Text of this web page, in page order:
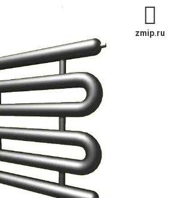
zmip.ru